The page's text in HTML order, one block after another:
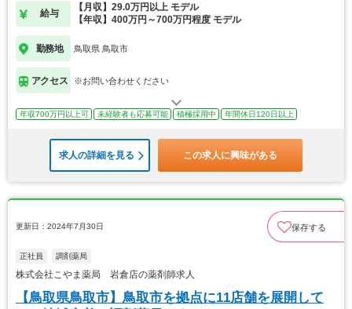
給与
【月収】29.0万円以上 モデル
【年収】400万円～700万円程度 モデル
勤務地 鳥取県 鳥取市
アクセス ※お問い合わせください
年収700万円以上可 未経験者も応募可能 積極採用中 年間休日120日以上
求人の詳細を見る この求人に興味がある
更新日：2024年7月30日 保存する
正社員 調剤薬局
株式会社こやま薬局 岩倉店の薬剤師求人
【鳥取県鳥取市】鳥取市を拠点に11店舗を展開して